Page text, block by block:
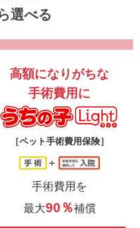
選べる
子
高額になりがちな
手術費用に
［ペット手術費用保険］
手術費用を
最大90％補償